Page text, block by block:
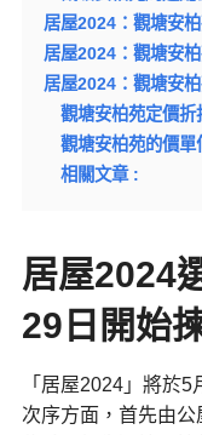
居屋2024：觀塘安
居屋2024：觀塘安
居屋2024：觀塘安
觀塘安柏苑定價折
觀塘安柏苑的價單
相關文章 :
居屋2024
29日開始
「居屋2024」將於
次序方面，首先由